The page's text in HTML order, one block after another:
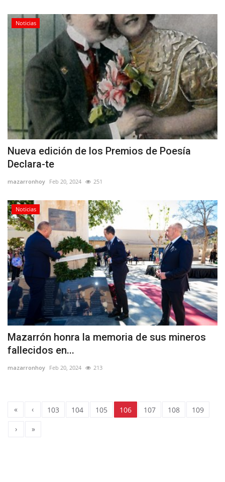
Noticias
Nueva edición de los Premios de Poesía
Declara-te
mazarronhoy Feb 20, 2024 251
Noticias
Mazarrón honra la memoria de sus mineros
fallecidos en...
mazarronhoy Feb 20, 2024 213
« ‹ 103 104 105 106 107 108
109
›
»